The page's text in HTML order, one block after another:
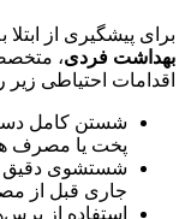
برای پیشگیری از
بهداشت فردی،
اقدامات احتیاطی
شستن کامل
پخت یا مصرف
شستشوی دقیق و
جاری قبل از
استفاده از